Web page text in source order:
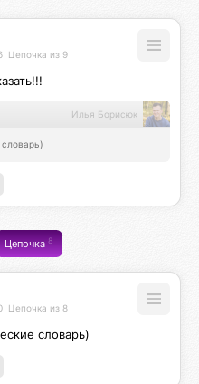
Цепочка из 9
Илья Борисюк
Цепочка8
Цепочка из 8
словарь)